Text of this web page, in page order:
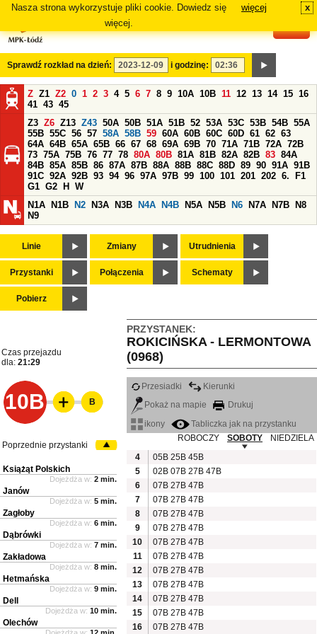
Nasza strona wykorzystuje pliki cookie. Dowiedz się
więcej.
więcej x
Sprawdź rozkład na dzień: i godzinę:
Z Z1 Z2 0 1 2 3 4 5 6 7 8 9 10A 10B 11 12 13 14 15 16
41 43 45
Z3 Z6 Z13 Z43 50A 50B 51A 51B 52 53A 53C 53B 54B 55A
55B 55C 56 57 58A 58B 59 60A 60B 60C 60D 61 62 63
64A 64B 65A 65B 66 67 68 69A 69B 70 71A 71B 72A 72B
73 75A 75B 76 77 78 80A 80B 81A 81B 82A 82B 83 84A
84B 85A 85B 86 87A 87B 88A 88B 88C 88D 89 90 91A 91B
91C 92A 92B 93 94 96 97A 97B 99 100 101 201 202 6.
F1
G1 G2 H
W
N1A
N1B N2 N3A N3B N4A N4B N5A N5B N6 N7A N7B
N8
N9
Linie Zmiany Utrudnienia
Przystanki Połączenia Schematy
Pobierz
PRZYSTANEK:
ROKICIŃSKA - LERMONTOWA
(0968)
Czas przejazdu
dla: 21:29
10B
Przesiadki
Kierunki
Pokaż na mapie
Drukuj
ikony
Tabliczka jak na przystanku
ROBOCZY
SOBOTY
NIEDZIELA
4
05B 25B 45B
5
02B 07B 27B 47B
6
07B 27B 47B
7
07B 27B 47B
8
07B 27B 47B
9
07B 27B 47B
10
07B 27B 47B
11
07B 27B 47B
12
07B 27B 47B
13
07B 27B 47B
14
07B 27B 47B
15
07B 27B 47B
16
07B 27B 47B
B
Poprzednie przystanki
Książąt Polskich
Dojeżdża w: 2 min.
Janów
Dojeżdża w: 5 min.
Zagłoby
Dojeżdża w: 6 min.
Dąbrówki
Dojeżdża w: 7 min.
Zakładowa
Dojeżdża w: 8 min.
Hetmańska
Dojeżdża w: 9 min.
Dell
Dojeżdża w: 10 min.
Olechów